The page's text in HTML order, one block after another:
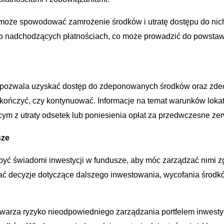
spowodować zamrożenie środków i utratę dostępu do
nadchodzących płatnościach, co może prowadzić do
uzyskać dostęp do zdeponowanych środków oraz
czy kontynuować. Informacje na temat warunków
z utraty odsetek lub poniesienia opłat za przedwczesne
świadomi inwestycji w fundusze, aby móc zarządzać nimi
decyzje dotyczące dalszego inwestowania, wycofania
ryzyko nieodpowiedniego zarządzania portfelem